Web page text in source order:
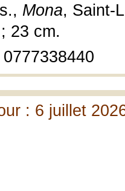
Mona, Saint-
23 cm.
: 6 juillet